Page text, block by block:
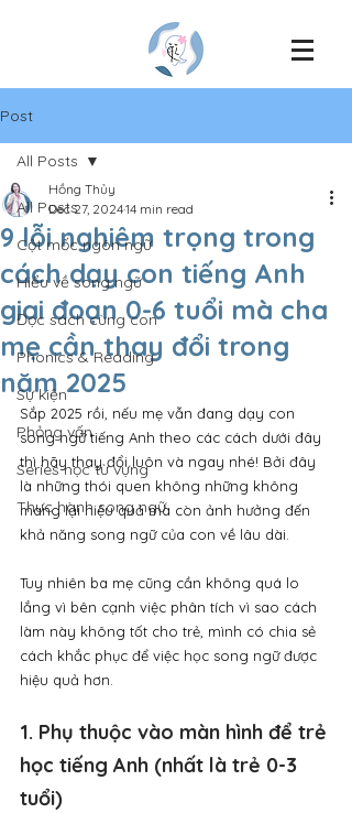
Post
All Posts
Cột mốc ngôn ngữ
Hiểu về song ngữ
Đọc sách cùng con
Phonics & Reading
Sự kiện
Phỏng vấn
Series học từ vựng
Thực hành song ngữ
All Posts
9 lỗi nghiêm trọng trong
cách dạy con tiếng Anh
giai đoạn 0-6 tuổi mà cha
mẹ cần thay đổi trong
năm 2025
Hồng Thủy
Dec 27, 202414 min read
Sắp 2025 rồi, nếu mẹ vẫn đang dạy con
song ngữ tiếng Anh theo các cách dưới đây
thì hãy thay đổi luôn và ngay nhé! Bởi đây
là những thói quen không những không
mang lại hiệu quả mà còn ảnh hưởng đến
khả năng song ngữ của con về lâu dài.
Tuy nhiên ba mẹ cũng cần không quá lo
lắng vì bên cạnh việc phân tích vì sao cách
làm này không tốt cho trẻ, mình có chia sẻ
cách khắc phục để việc học song ngữ được
hiệu quả hơn.
1. Phụ thuộc vào màn hình để trẻ
học tiếng Anh (nhất là trẻ 0-3
tuổi)